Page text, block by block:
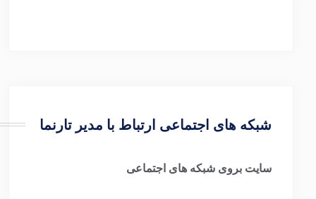
شبکه های اجتماعی ارتباط با مدیر تارنما
سایت بروی شبکه های اجتماعی